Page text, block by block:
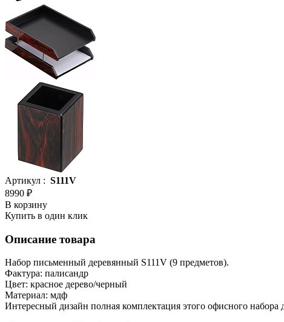
Артикул : S111V
8990 ₽
В корзину
Купить в один клик
Описание товара
Набор письменный деревянный S111V (9 предметов).
Фактура: палисандр
Цвет: красное дерево/черный
Материал: мдф
Интересный дизайн полная комплектация этого офисного набора